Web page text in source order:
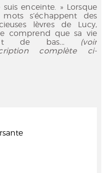
suis enceinte. » Lorsque
mots s’échappent des
lèvres de Lucy,
comprend que sa vie
de bas... (voir
complète ci-